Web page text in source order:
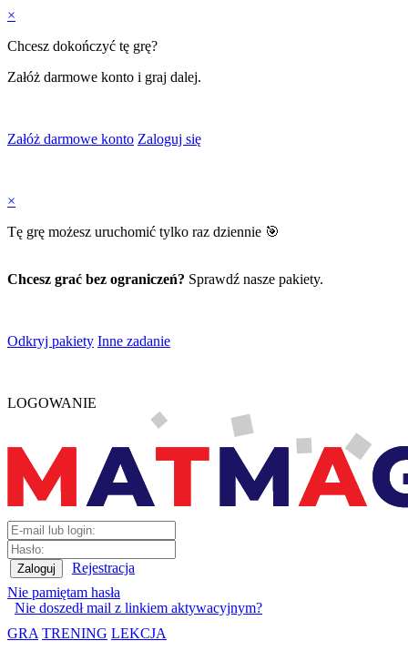
×
Chcesz dokończyć tę grę?
Załóż darmowe konto i graj dalej.
Załóż darmowe konto Zaloguj się
×
Tę grę możesz uruchomić tylko raz dziennie 🎯
Chcesz grać bez ograniczeń? Sprawdź nasze pakiety.
Odkryj pakiety Inne zadanie
LOGOWANIE
Rejestracja
Nie pamiętam hasła
Nie doszedł mail z linkiem aktywacyjnym?
GRA TRENING LEKCJA